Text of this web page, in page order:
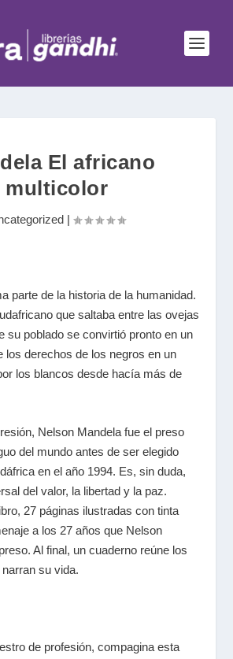
El africano
multicolor
|
parte de la historia de la humanidad.
que saltaba entre las ovejas
su poblado se convirtió pronto en un
los derechos de los negros en un
los blancos desde hacía más de
Nelson Mandela fue el preso
del mundo antes de ser elegido
en el año 1994. Es, sin duda,
del valor, la libertad y la paz.
27 páginas ilustradas con tinta
a los 27 años que Nelson
Al final, un cuaderno reúne los
su vida.
de profesión, compagina esta